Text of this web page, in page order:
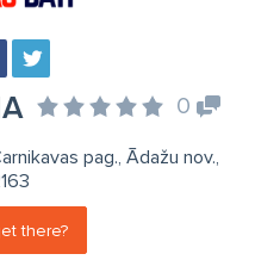
0
pag., Ādažu nov.,
there?